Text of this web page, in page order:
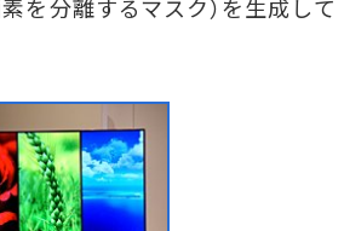
を分離するマスク）を生成して